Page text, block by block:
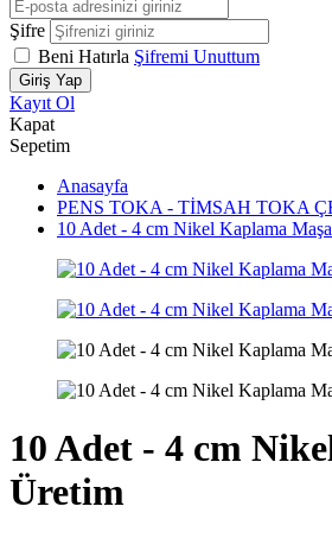
Şifre
Beni Hatırla Şifremi Unuttum
Giriş Yap
Kayıt Ol
Kapat
Sepetim
Anasayfa
PENS TOKA - TİMSAH TOKA
10 Adet - 4 cm Nikel Kaplama
10 Adet - 4 cm
Üretim